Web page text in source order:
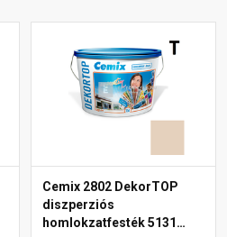
Cemix 2802 DekorTOP
diszperziós
homlokzatfesték 5131